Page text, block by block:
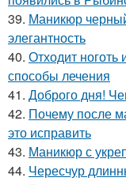
39. Маникюр
элегантность
40. Отходит
способы лечения
41. Доброго дня!
42. Почему после
это исправить
43. Маникюр с
44. Чересчур